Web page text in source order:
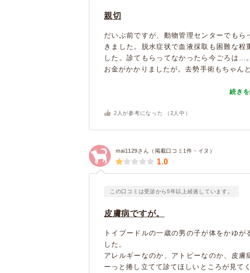
親切
だいぶ前ですが、動物管理センターでも
きました。脱水症状で血液採取も困難な
した。診てもらってなかったら今ごろは…
お金がかかりましたが。去勢手術もちゃん
続き
2 人が参考になった （ 2 人中）
mai1129さん（掲載口コミ1件・イヌ）
1.0
この口コミは受診から5年以上経過しています。
皮膚病ですが。
トイプードルの一歳の男の子が体をかゆ
した。
アレルギーなのか、アトピーなのか、皮
ーっと捲し立てて診てほしいところが見て